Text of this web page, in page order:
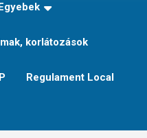
korlátozások
Regulament Local